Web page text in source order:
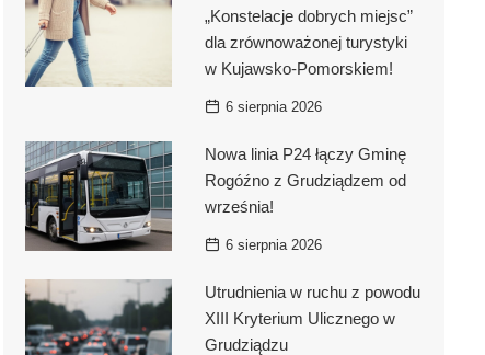
„Konstelacje dobrych miejsc”
dla zrównoważonej turystyki
w Kujawsko-Pomorskiem!
6 sierpnia 2026
Nowa linia P24 łączy Gminę
Rogóźno z Grudziądzem od
września!
6 sierpnia 2026
Utrudnienia w ruchu z powodu
XIII Kryterium Ulicznego w
Grudziądzu